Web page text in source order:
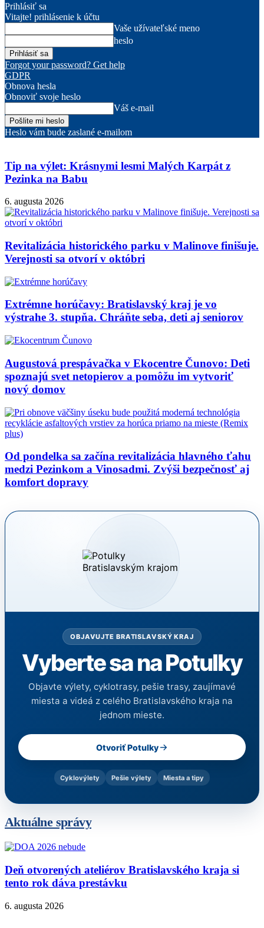
Prihlásiť sa
Vitajte! prihlásenie k účtu
Vaše užívateľské meno
heslo
Forgot your password? Get help
GDPR
Obnova hesla
Obnoviť svoje heslo
Váš e-mail
Heslo vám bude zaslané e-mailom
Tip na výlet: Krásnymi lesmi Malých Karpát z
Pezinka na Babu
6. augusta 2026
Revitalizácia historického parku v Malinove finišuje.
Verejnosti sa otvorí v októbri
Extrémne horúčavy: Bratislavský kraj je vo
výstrahe 3. stupňa. Chráňte seba, deti aj seniorov
Augustová prespávačka v Ekocentre Čunovo: Deti
spoznajú svet netopierov a pomôžu im vytvoriť
nový domov
Od pondelka sa začína revitalizácia hlavného ťahu
medzi Pezinkom a Vinosadmi. Zvýši bezpečnosť aj
komfort dopravy
OBJAVUJTE BRATISLAVSKÝ KRAJ
Vyberte sa na Potulky
Objavte výlety, cyklotrasy, pešie trasy, zaujímavé
miesta a videá z celého Bratislavského kraja na
jednom mieste.
Otvoriť Potulky
Cyklovýlety Pešie výlety Miesta a tipy
Aktuálne správy
Deň otvorených ateliérov Bratislavského kraja si
tento rok dáva prestávku
6. augusta 2026